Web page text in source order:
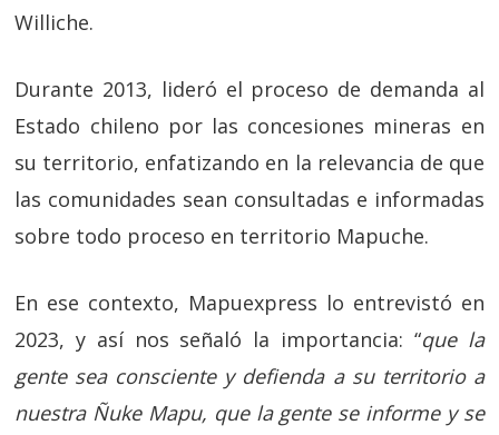
Williche.
Durante 2013, lideró el proceso de demanda al
Estado chileno por las concesiones mineras en
su territorio, enfatizando en la relevancia de que
las comunidades sean consultadas e informadas
sobre todo proceso en territorio Mapuche.
En ese contexto, Mapuexpress lo entrevistó en
2023, y así nos señaló la importancia: “que la
gente sea consciente y defienda a su territorio a
nuestra Ñuke Mapu, que la gente se informe y se